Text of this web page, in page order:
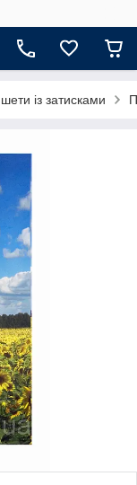
із затисками